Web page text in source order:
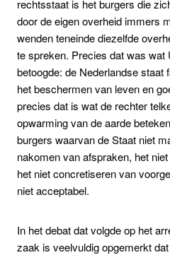
rechtsstaat is het burgers die
door de eigen overheid immers
wenden teneinde diezelfde
te spreken. Precies dat was wat
betoogde: de Nederlandse staat
het beschermen van leven en
precies dat is wat de rechter
opwarming van de aarde
burgers waarvan de Staat niet
nakomen van afspraken, het
het niet concretiseren van
niet acceptabel.
In het debat dat volgde op het
zaak is veelvuldig opgemerkt